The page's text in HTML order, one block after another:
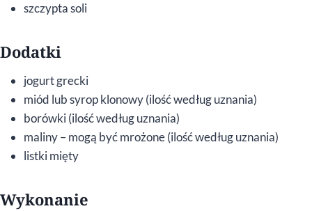
szczypta soli
Dodatki
jogurt grecki
miód lub syrop klonowy (ilość według uznania)
borówki (ilość według uznania)
maliny – mogą być mrożone (ilość według uznania)
listki mięty
Wykonanie